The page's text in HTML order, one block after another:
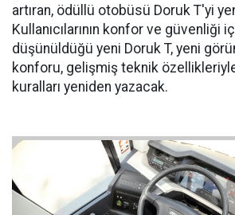
artıran, ödüllü otobüsü Doruk T'yi
Kullanıcılarının konfor ve güvenliği
düşünüldüğü yeni Doruk T, yeni
konforu, gelişmiş teknik
kuralları yeniden yazacak.